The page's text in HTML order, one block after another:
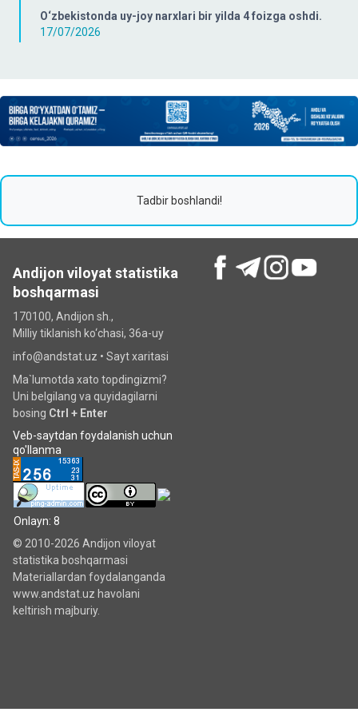
O‘zbekistonda uy-joy narxlari bir yilda 4 foizga oshdi.
17/07/2026
Tadbir boshlandi!
Andijon viloyat statistika
boshqarmasi
170100, Andijon sh.,
Milliy tiklanish ko‘chаsi, 36a-uy
info@andstat.uz • Sayt xaritasi
Ma`lumotda xato topdingizmi?
Uni belgilang va quyidagilarni
bosing Ctrl + Enter
Veb-saytdan foydalanish uchun
qo'llanma
Onlayn: 8
© 2010-2026 Andijon viloyat
statistika boshqarmasi
Materiallardan foydalanganda
www.andstat.uz havolani
keltirish majburiy.